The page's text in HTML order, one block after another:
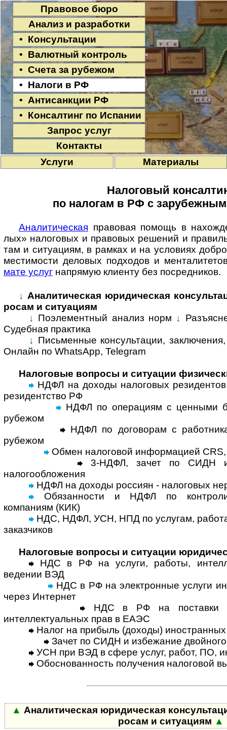
Правовое бюро
Анализ и разработки
• Консультации
• Валютный контроль
• Счета за рубежом
• Налоги в РФ
• Антисанкции РФ
• Консалтинг по Испании
Запрос услуг
Контакты
Услуги
Материалы
Налоговый
по налогам в РФ с
Ана­ли­ти­че­с­кая пра­во­вая по­мощь в
лых» нало­го­вых и ­пра­во­вых ре­ше­ний и
там и си­ту­а­ци­ям, в рам­ках и на усло­ви­ях
мес­ти­мо­сти дело­вых под­хо­дов и
мате услуг на­пря­мую кли­енту без по­сред­ников.
↓ Аналитическая юридическая
ро­сам и си­ту­а­циям
↓ Поэлементный анализ норм ↓
Су­деб­ная прак­ти­ка
↓ Письменные консультации,
Онлайн по Whats­App, Tele­gram
Налоговые вопросы и ситуации
НДФЛ на доходы налоговых
резидентство РФ
НДФЛ по операциям с ценными
рубежом
НДФЛ по договорам с
рубежом
Обмен налоговой информацией
3-НДФЛ, зачет по СИДН и
налогообложения
НДФЛ на доходы россиян - налоговых
Обязанности и НДФЛ по
компаниям (КИК)
НДС, НДФЛ, УСН, НПД по услугам,
заказчиков
Налоговые вопросы и ситуации
НДС в РФ на услуги, работы,
ведении ВЭД
НДС в РФ на электронные услуги
через Интернет
НДС в РФ на поставки
интеллектуальных прав в ЕАЭС
Налог на прибыль (доходы)
Зачет по СИДН и избежание
УСН при ВЭД в сфере услуг, работ, ПО,
Обоснованность получения налоговой
▲ Аналитическая юридическая
ро­сам и си­ту­а­циям ▲